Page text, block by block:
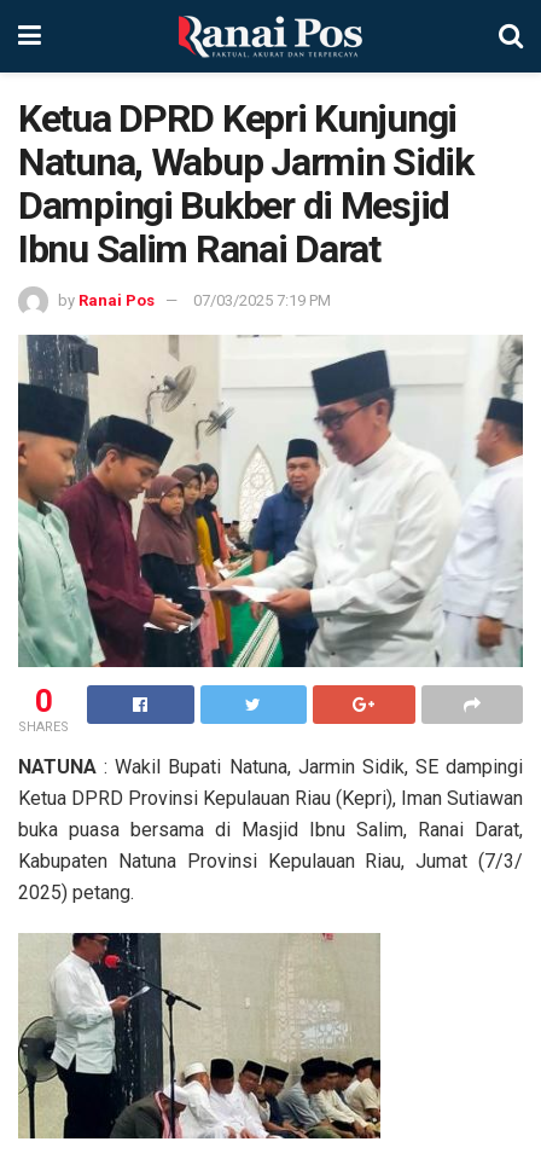
Ketua DPRD Kepri Kunjungi
Natuna, Wabup Jarmin Sidik
Dampingi Bukber di Mesjid
Ibnu Salim Ranai Darat
by Ranai Pos 07/03/2025 7:19 PM
0
SHARES
NATUNA : Wakil Bupati Natuna, Jarmin Sidik, SE dampingi
Ketua DPRD Provinsi Kepulauan Riau (Kepri), Iman Sutiawan
buka puasa bersama di Masjid Ibnu Salim, Ranai Darat,
Kabupaten Natuna Provinsi Kepulauan Riau, Jumat (7/3/
2025) petang.